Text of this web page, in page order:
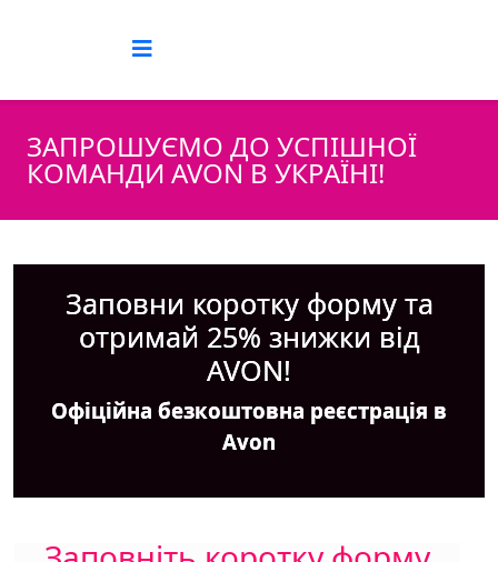
ЗАПРОШУЄМО ДО УСПІШНОЇ
КОМАНДИ AVON В УКРАЇНІ!
Заповни коротку форму та
отримай 25% знижки від
AVON!
Офіційна безкоштовна реєстрація в
Avon